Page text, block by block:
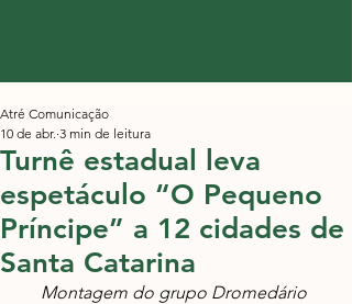
​Turnê estadual leva
espetáculo “O Pequeno
Príncipe” a 12 cidades de
Santa Catarina
Atré Comunicação
10 de abr. 3 min de leitura
Montagem do grupo Dromedário